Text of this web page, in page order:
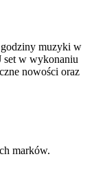
muzyki w
set w wykonaniu
nowości oraz
marków.